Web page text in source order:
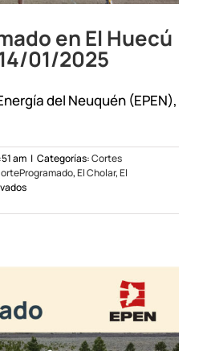
en El Huecú
01/2025
del Neuquén (EPEN),
am | Categorías:Cortes
,El Cholar,El
en
Programado
Cholar
el
14/01/2025